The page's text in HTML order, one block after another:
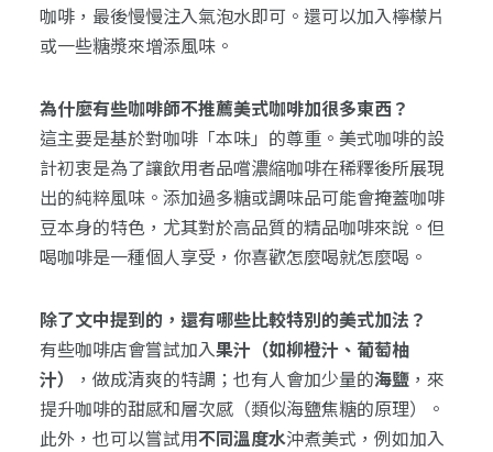
咖啡，最後慢慢注入氣泡水即可。還可以加入檸檬片
或一些糖漿來增添風味。
為什麼有些咖啡師不推薦美式咖啡加很多東西？
這主要是基於對咖啡「本味」的尊重。美式咖啡的設
計初衷是為了讓飲用者品嚐濃縮咖啡在稀釋後所展現
出的純粹風味。添加過多糖或調味品可能會掩蓋咖啡
豆本身的特色，尤其對於高品質的精品咖啡來說。但
喝咖啡是一種個人享受，你喜歡怎麼喝就怎麼喝。
除了文中提到的，還有哪些比較特別的美式加法？
有些咖啡店會嘗試加入果汁（如柳橙汁、葡萄柚
汁）
，做成清爽的特調；也有人會加少量的海鹽，來
提升咖啡的甜感和層次感（類似海鹽焦糖的原理）。
此外，也可以嘗試用不同溫度水沖煮美式，例如加入